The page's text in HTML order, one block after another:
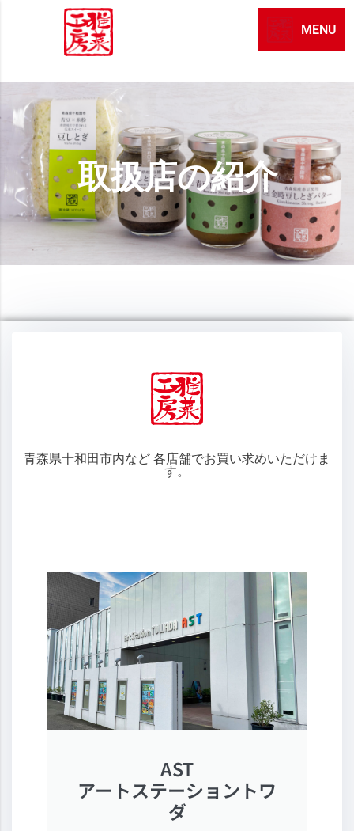
MENU
取扱店の紹介
青森県十和田市内など 各店舗でお買い求めいただけま
す。
AST
アートステーショントワ
ダ